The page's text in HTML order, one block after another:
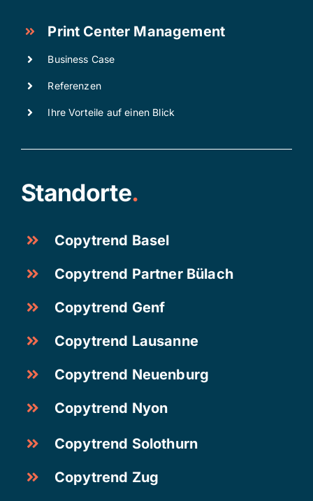
Print Center Management
Business Case
Referenzen
Ihre Vorteile auf einen Blick
Standorte.
Copytrend Basel
Copytrend Partner Bülach
Copytrend Genf
Copytrend Lausanne
Copytrend Neuenburg
Copytrend Nyon
Copytrend Solothurn
Copytrend Zug